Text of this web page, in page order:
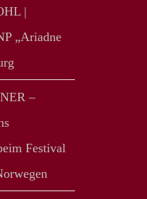
|
„Ariadne
–
Festival